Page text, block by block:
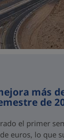
más
de
el primer
euros, lo que